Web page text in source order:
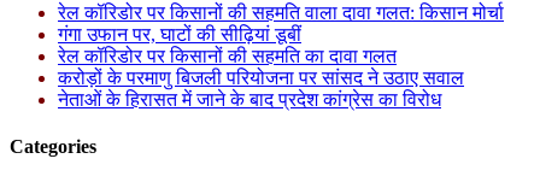
रेल कॉरिडोर पर किसानों की सहमति वाला दावा गलत: किसान मोर्चा
गंगा उफान पर, घाटों की सीढ़ियां डूबीं
रेल कॉरिडोर पर किसानों की सहमति का दावा गलत
करोड़ों के परमाणु बिजली परियोजना पर सांसद ने उठाए सवाल
नेताओं के हिरासत में जाने के बाद प्रदेश कांग्रेस का विरोध
Categories